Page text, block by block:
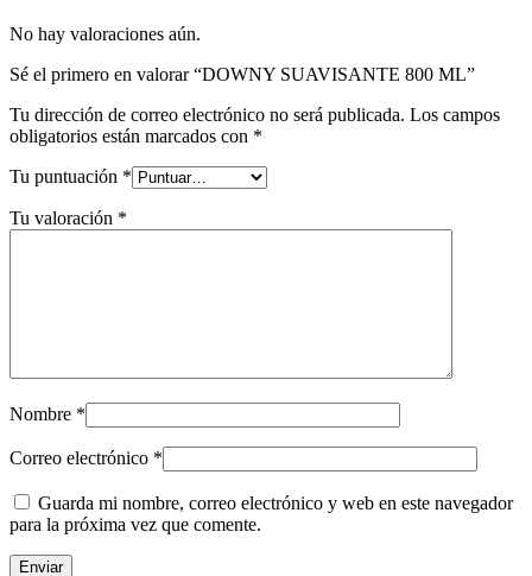
No hay valoraciones aún.
Sé el primero en valorar “DOWNY SUAVISANTE 800 ML”
Tu dirección de correo electrónico no será publicada. Los campos
obligatorios están marcados con *
Tu puntuación *
Tu valoración *
Nombre *
Correo electrónico *
Guarda mi nombre, correo electrónico y web en este navegador
para la próxima vez que comente.